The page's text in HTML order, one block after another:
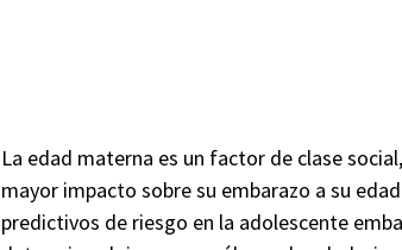
La edad materna es un factor de clase
mayor impacto sobre su embarazo a su
predictivos de riesgo en la adolescente